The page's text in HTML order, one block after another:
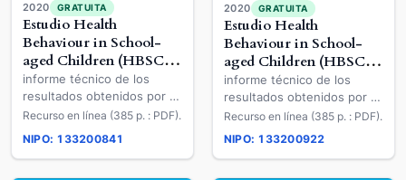
2020 GRATUITA
Estudio Health
Behaviour in School-
aged Children (HBSC-
2018)
informe técnico de los
resultados obtenidos por el
Estudio Health Behaviour in
(HBSC) 2018 en Cataluña
Recurso en línea (385 p. : PDF).
NIPO: 133200841
2020 GRATUITA
Estudio Health
Behaviour in School-
aged Children (HBSC-
2018)
informe técnico de los
resultados obtenidos por el
Estudio Health Behaviour in
School-aged Children
Recurso en línea (385 p. : PDF).
NIPO: 133200922